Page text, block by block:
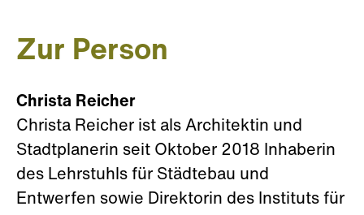
Zur Person
Christa Reicher
Christa Reicher ist als Architektin und
Stadtplanerin seit Oktober 2018 Inhaberin
des Lehrstuhls für Städtebau und
Entwerfen sowie Direktorin des Instituts für